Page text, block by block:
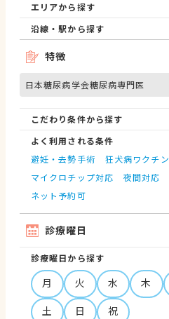
エリアから探す
沿線・駅から探す
特徴
日本糖尿病学会糖尿病専門医
こだわり条件から探す
よく利用される条件
避妊・去勢手術
狂犬病ワクチン
マイクロチップ対応
夜間対応
ネット予約可
診療曜日
診療曜日から探す
月 火 水 木
土
日 祝